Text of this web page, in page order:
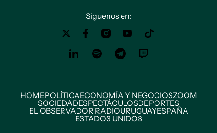
Siguenos en:
HOMEPOLÍTICAECONOMÍA Y NEGOCIOSZOOM
SOCIEDADESPECTÁCULOSDEPORTES
EL OBSERVADOR RADIOURUGUAYESPAÑA
ESTADOS UNIDOS